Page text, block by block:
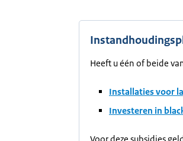
Heeft u één of beide
Installaties voor
Investeren in